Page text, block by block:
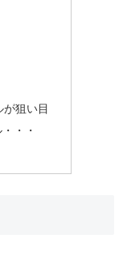
が狙い目
・・